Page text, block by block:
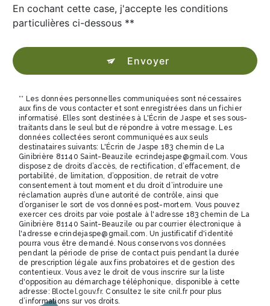
En cochant cette case, j'accepte les conditions
particulières ci-dessous **
Envoyer
** Les données personnelles communiquées sont nécessaires
aux fins de vous contacter et sont enregistrées dans un fichier
informatisé. Elles sont destinées à L'Écrin de Jaspe et ses sous-
traitants dans le seul but de répondre à votre message. Les
données collectées seront communiquées aux seuls
destinataires suivants: L'Écrin de Jaspe 183 chemin de La
Ginibrière 81140 Saint-Beauzile ecrindejaspe@gmail.com. Vous
disposez de droits d’accès, de rectification, d’effacement, de
portabilité, de limitation, d’opposition, de retrait de votre
consentement à tout moment et du droit d’introduire une
réclamation auprès d’une autorité de contrôle, ainsi que
d’organiser le sort de vos données post-mortem. Vous pouvez
exercer ces droits par voie postale à l'adresse 183 chemin de La
Ginibrière 81140 Saint-Beauzile ou par courrier électronique à
l'adresse ecrindejaspe@gmail.com. Un justificatif d'identité
pourra vous être demandé. Nous conservons vos données
pendant la période de prise de contact puis pendant la durée
de prescription légale aux fins probatoires et de gestion des
contentieux. Vous avez le droit de vous inscrire sur la liste
d'opposition au démarchage téléphonique, disponible à cette
adresse:Bloctel.gouv.fr. Consultez le site cnil.fr pour plus
d’informations sur vos droits.